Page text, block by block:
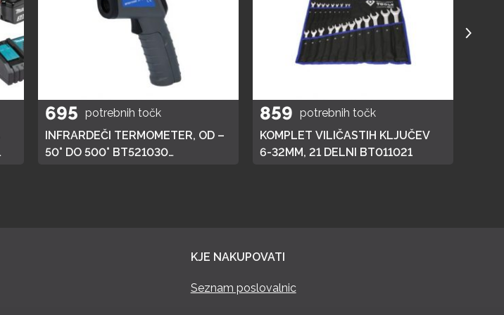
695 potrebnih točk
INFRARDEČI TERMOMETER, OD –
50° DO 500° BT521030
859 potrebnih točk
KOMPLET VILIČASTIH KLJUČEV
6-32MM, 21 DELNI BT011021
KJE NAKUPOVATI
Seznam poslovalnic